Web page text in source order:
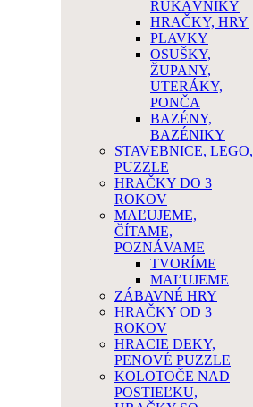
RUKÁVNIKY
HRAČKY, HRY
PLAVKY
OSUŠKY,
ŽUPANY,
UTERÁKY,
PONČA
BAZÉNY,
BAZÉNIKY
STAVEBNICE, LEGO,
PUZZLE
HRAČKY DO 3
ROKOV
MAĽUJEME,
ČÍTAME,
POZNÁVAME
TVORÍME
MAĽUJEME
ZÁBAVNÉ HRY
HRAČKY OD 3
ROKOV
HRACIE DEKY,
PENOVÉ PUZZLE
KOLOTOČE NAD
POSTIEĽKU,